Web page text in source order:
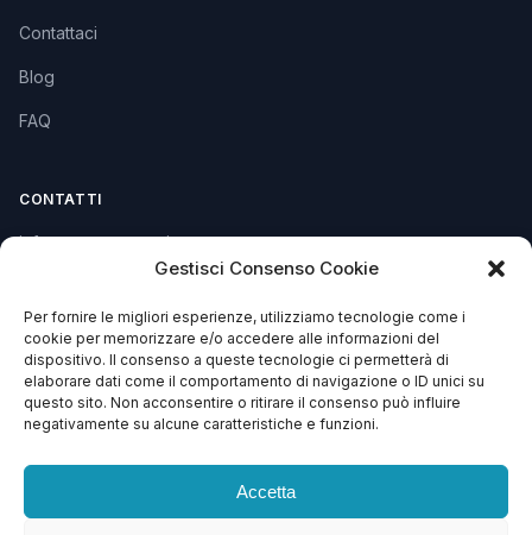
Gestisci Consenso Cookie
Per fornire le migliori esperienze, utilizziamo tecnologie come i
cookie per memorizzare e/o accedere alle informazioni del
dispositivo. Il consenso a queste tecnologie ci permetterà di
elaborare dati come il comportamento di navigazione o ID unici su
questo sito. Non acconsentire o ritirare il consenso può influire
negativamente su alcune caratteristiche e funzioni.
Accetta
Contattaci
Blog
FAQ
CONTATTI
info@soccorsowp.it
PEC: gtechgroup@pec.it
Privacy Policy
Cookie Policy
Termini e Condizioni